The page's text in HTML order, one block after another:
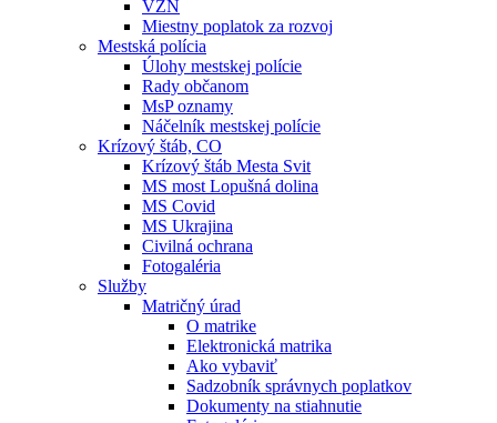
VZN
Miestny poplatok za rozvoj
Mestská polícia
Úlohy mestskej polície
Rady občanom
MsP oznamy
Náčelník mestskej polície
Krízový štáb, CO
Krízový štáb Mesta Svit
MS most Lopušná dolina
MS Covid
MS Ukrajina
Civilná ochrana
Fotogaléria
Služby
Matričný úrad
O matrike
Elektronická matrika
Ako vybaviť
Sadzobník správnych poplatkov
Dokumenty na stiahnutie